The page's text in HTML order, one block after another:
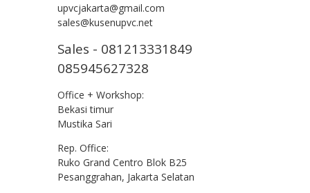
upvcjakarta@gmail.com
sales@kusenupvc.net
Sales - 081213331849
085945627328
Office + Workshop:
Bekasi timur
Mustika Sari
Rep. Office:
Ruko Grand Centro Blok B25
Pesanggrahan, Jakarta Selatan